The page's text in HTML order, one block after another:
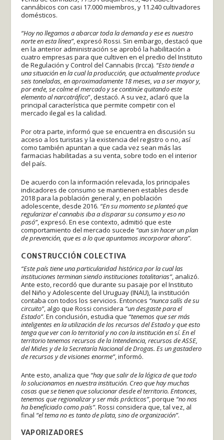
cannábicos con casi 17.000 miembros, y 11.240 cultivadores
domésticos.
“Hoy no llegamos a abarcar toda la demanda y ese es nuestro
norte en esta línea”, expresó Rossi. Sin embargo, destacó que
en la anterior administración se aprobó la habilitación a
cuatro empresas para que cultiven en el predio del Instituto
de Regulación y Control del Cannabis (Ircca). “Esto tiende a
una situación en la cual la producción, que actualmente produce
seis toneladas, en aproximadamente 18 meses, va a ser mayor y,
por ende, se colme el mercado y se continúe quitando este
elemento al narcotráfico”, destacó. A su vez, aclaró que la
principal característica que permite competir con el
mercado ilegal es la calidad.
Por otra parte, informó que se encuentra en discusión su
acceso a los turistas y la existencia del registro o no, así
como también apuntan a que cada vez sean más las
farmacias habilitadas a su venta, sobre todo en el interior
del país.
De acuerdo con la información relevada, los principales
indicadores de consumo se mantienen estables desde
2018 para la población general y, en población
adolescente, desde 2016. “En su momento se planteó que
regularizar el cannabis iba a disparar su consumo y eso no
pasó”, expresó. En ese contexto, admitió que este
comportamiento del mercado sucede “aun sin hacer un plan
de prevención, que es a lo que apuntamos incorporar ahora”.
CONSTRUCCIÓN COLECTIVA
“Este país tiene una particularidad histórica por la cual las
instituciones terminan siendo instituciones totalitarias”, analizó.
Ante esto, recordó que durante su pasaje por el Instituto
del Niño y Adolescente del Uruguay (INAU), la institución
contaba con todos los servicios. Entonces “nunca salís de su
circuito”, algo que Rossi considera “un desgaste para el
Estado”. En conclusión, estudia que “tenemos que ser más
inteligentes en la utilización de los recursos del Estado y que esto
tenga que ver con lo territorial y no con la institución en sí.En el
territorio tenemos recursos de la Intendencia, recursos de ASSE,
del Mides y de la Secretaría Nacional de Drogas. Es un gastadero
de recursos y de visiones enorme”, informó.
Ante esto, analiza que “hay que salir de la lógica de que todo
lo solucionamos en nuestra institución. Creo que hay muchas
cosas que se tienen que solucionar desde el territorio. Entonces,
tenemos que regionalizar y ser más prácticos”, porque “no nos
ha beneficiado como país”. Rossi considera que, tal vez, al
final “el tema no es tanto de plata, sino de organización”.
VAPORIZADORES